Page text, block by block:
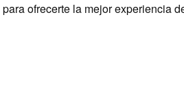
ofrecerte la mejor experiencia